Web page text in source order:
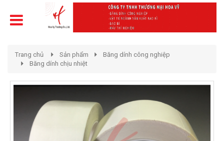
Trang chủ Sản phẩm
Băng dính công nghiệp
Băng dính chịu nhiệt